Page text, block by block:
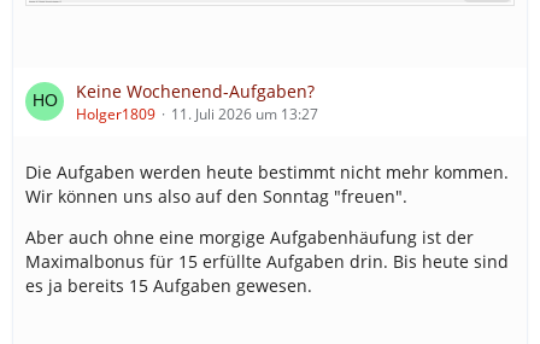
Keine Wochenend-Aufgaben?
Holger1809 11. Juli 2026 um 13:27
Die Aufgaben werden heute bestimmt nicht mehr kommen.
Wir können uns also auf den Sonntag "freuen".
Aber auch ohne eine morgige Aufgabenhäufung ist der
Maximalbonus für 15 erfüllte Aufgaben drin. Bis heute sind
es ja bereits 15 Aufgaben gewesen.